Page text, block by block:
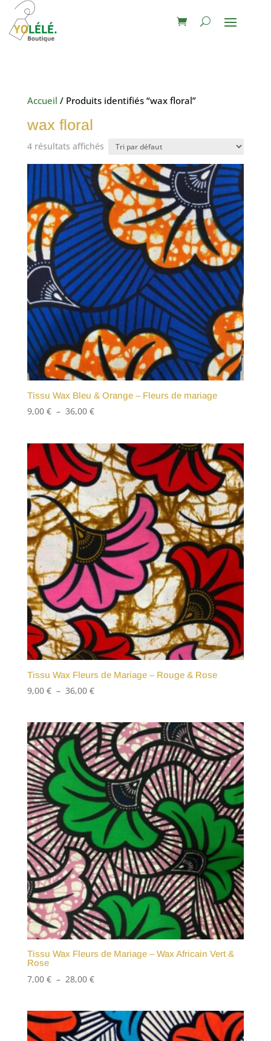
Accueil / Produits identifiés “wax floral”
wax floral
4 résultats affichés
Tissu Wax Bleu & Orange – Fleurs de mariage
9,00 € – 36,00 €Plage
9,00 €
à
36,00 €
Tissu Wax Fleurs de Mariage – Rouge & Rose
9,00 € – 36,00 €Plage
9,00 €
à
36,00 €
Tissu Wax Fleurs de Mariage – Wax Africain Vert &
Rose
7,00 € – 28,00 €Plage
7,00 €
à